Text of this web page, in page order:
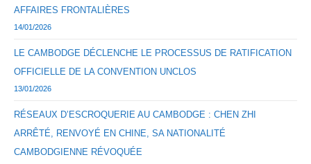
AFFAIRES FRONTALIÈRES
14/01/2026
LE CAMBODGE DÉCLENCHE LE PROCESSUS DE RATIFICATION
OFFICIELLE DE LA CONVENTION UNCLOS
13/01/2026
RÉSEAUX D’ESCROQUERIE AU CAMBODGE : CHEN ZHI
ARRÊTÉ, RENVOYÉ EN CHINE, SA NATIONALITÉ
CAMBODGIENNE RÉVOQUÉE